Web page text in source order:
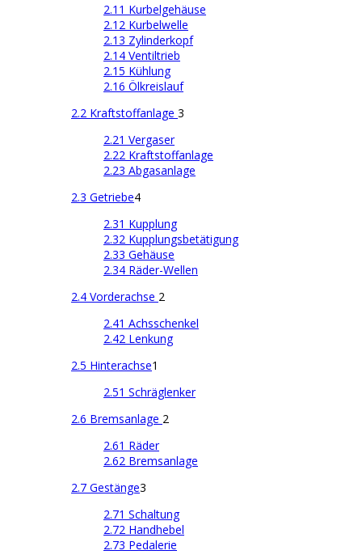
2.11 Kurbelgehäuse
2.12 Kurbelwelle
2.13 Zylinderkopf
2.14 Ventiltrieb
2.15 Kühlung
2.16 Ölkreislauf
2.2 Kraftstoffanlage 3
2.21 Vergaser
2.22 Kraftstoffanlage
2.23 Abgasanlage
2.3 Getriebe4
2.31 Kupplung
2.32 Kupplungsbetätigung
2.33 Gehäuse
2.34 Räder-Wellen
2.4 Vorderachse 2
2.41 Achsschenkel
2.42 Lenkung
2.5 Hinterachse1
2.51 Schräglenker
2.6 Bremsanlage 2
2.61 Räder
2.62 Bremsanlage
2.7 Gestänge3
2.71 Schaltung
2.72 Handhebel
2.73 Pedalerie